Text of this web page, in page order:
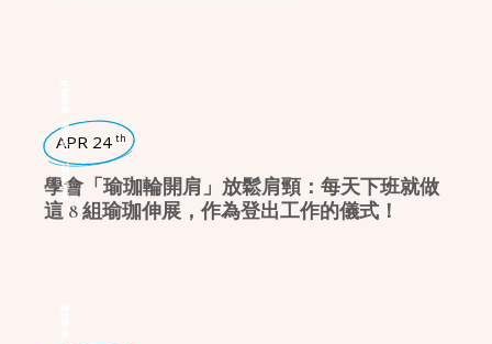
瑜珈學堂
日常瑜珈
APR 24 th
學會「瑜珈輪開肩」放鬆肩頸：每天下班就做
這 8 組瑜珈伸展，作為登出工作的儀式！